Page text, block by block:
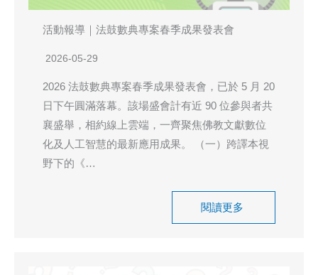
活動報導｜法鼓數典專案春季成果發表會
2026-05-29
2026 法鼓數典專案春季成果發表會，已於 5 月 20
日下午圓滿落幕。該場盛會計有近 90 位參與者共
襄盛舉，相約線上雲端，一齊聚焦佛教文獻數位
化及人工智慧的最新應用成果。 （一）跨譯本視
野下的《…
閱讀更多